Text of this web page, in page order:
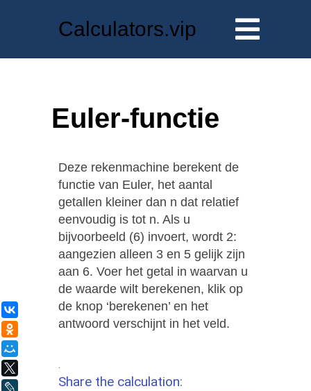
Calculators.vip
Euler-functie
Deze rekenmachine berekent de
functie van Euler, het aantal
getallen kleiner dan n dat relatief
eenvoudig is tot n. Als u
bijvoorbeeld (6) invoert, wordt 2:
aangezien alleen 3 en 5 gelijk zijn
aan 6. Voer het getal in waarvan u
de waarde wilt berekenen, klik op
de knop ‘berekenen’ en het
antwoord verschijnt in het veld.
Share the calculation:
ВКонтакте
Одноклассники
LiveJournal